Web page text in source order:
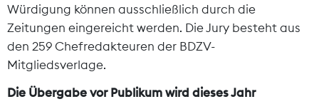
Würdigung können ausschließlich durch die
Zeitungen eingereicht werden. Die Jury besteht aus
den 259 Chefredakteuren der BDZV-
Mitgliedsverlage.
Die Übergabe vor Publikum wird dieses Jahr